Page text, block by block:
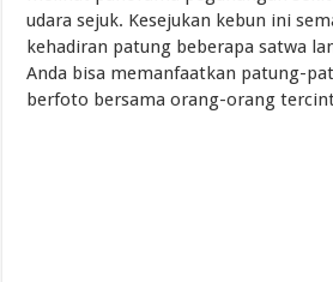
udara sejuk. Kesejukan kebun ini
kehadiran patung beberapa satwa
Anda bisa memanfaatkan patung-
berfoto bersama orang-orang